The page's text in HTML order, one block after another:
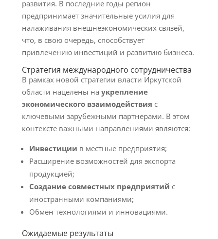
развития. В последние годы регион
предпринимает значительные усилия для
налаживания внешнеэкономических связей,
что, в свою очередь, способствует
привлечению инвестиций и развитию бизнеса.
Стратегия международного сотрудничества
В рамках новой стратегии власти Иркутской
области нацелены на укрепление
экономического взаимодействия с
ключевыми зарубежными партнерами. В этом
контексте важными направлениями являются:
Инвестиции в местные предприятия;
Расширение возможностей для экспорта
продукцией;
Создание совместных предприятий с
иностранными компаниями;
Обмен технологиями и инновациями.
Ожидаемые результаты